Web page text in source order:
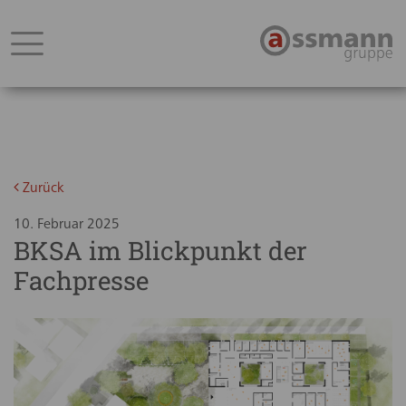
Zurück
10. Februar 2025
BKSA im Blickpunkt der
Fachpresse